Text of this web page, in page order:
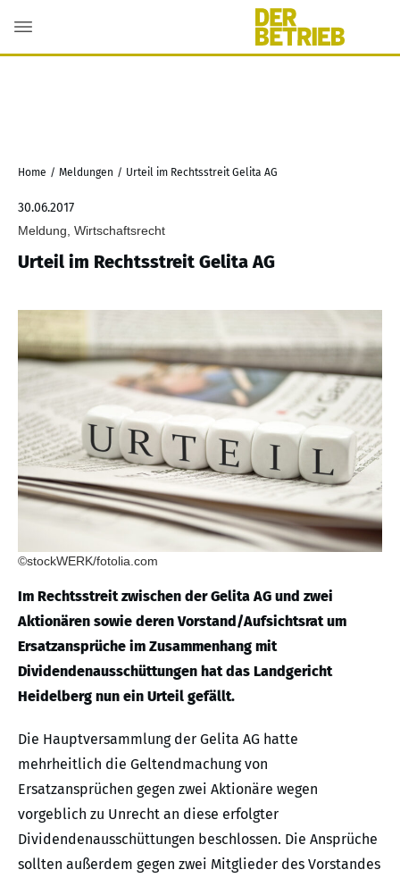
Home / Meldungen / Urteil im Rechtsstreit Gelita AG
30.06.2017
Meldung, Wirtschaftsrecht
Urteil im Rechtsstreit Gelita AG
©stockWERK/fotolia.com
Im Rechtsstreit zwischen der Gelita AG und zwei
Aktionären sowie deren Vorstand/Aufsichtsrat um
Ersatzansprüche im Zusammenhang mit
Dividendenausschüttungen hat das Landgericht
Heidelberg nun ein Urteil gefällt.
Die Hauptversammlung der Gelita AG hatte
mehrheitlich die Geltendmachung von
Ersatzansprüchen gegen zwei Aktionäre wegen
vorgeblich zu Unrecht an diese erfolgter
Dividendenausschüttungen beschlossen. Die Ansprüche
sollten außerdem gegen zwei Mitglieder des Vorstandes